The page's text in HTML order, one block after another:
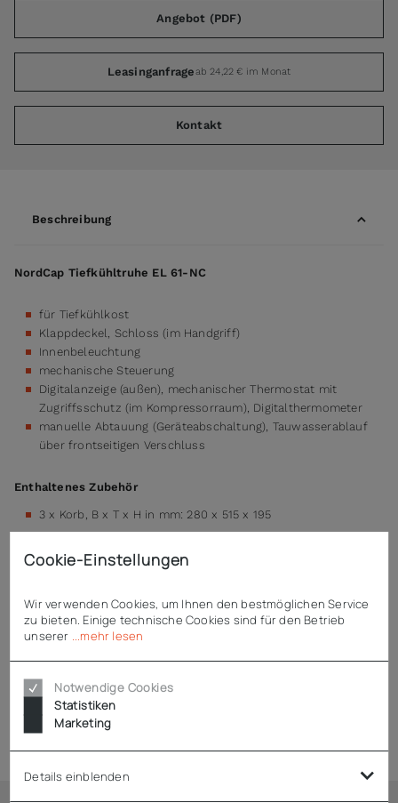
Angebot (PDF)
Leasinganfrageab 24,22 € im Monat
Kontakt
Beschreibung
NordCap Tiefkühltruhe EL 61-NC
für Tiefkühlkost
Klappdeckel, Schloss (im Handgriff)
Innenbeleuchtung
mechanische Steuerung
Digitalanzeige (außen), mechanischer Thermostat mit
Zugriffsschutz (im Kompressorraum), Digitalthermometer
manuelle Abtauung (Geräteabschaltung), Tauwasserablauf
über frontseitigen Verschluss
Enthaltenes Zubehör
3 x Korb, B x T x H in mm: 280 x 515 x 195
Downloads
Hinweise
Cookie-Einstellungen
Wir verwenden Cookies, um Ihnen den bestmöglichen Service
zu bieten. Einige technische Cookies sind für den Betrieb
unserer
...mehr lesen
Notwendige Cookies
Statistiken
Marketing
Details einblenden